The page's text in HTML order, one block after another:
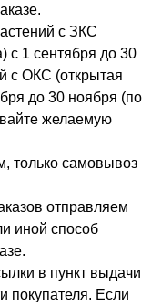
с ЗКС
с 1 сентября до 30
с ОКС (открытая
до 30 ноября (по
желаемую
только самовывоз
отправляем
иной способ
в пункт выдачи
покупателя. Если